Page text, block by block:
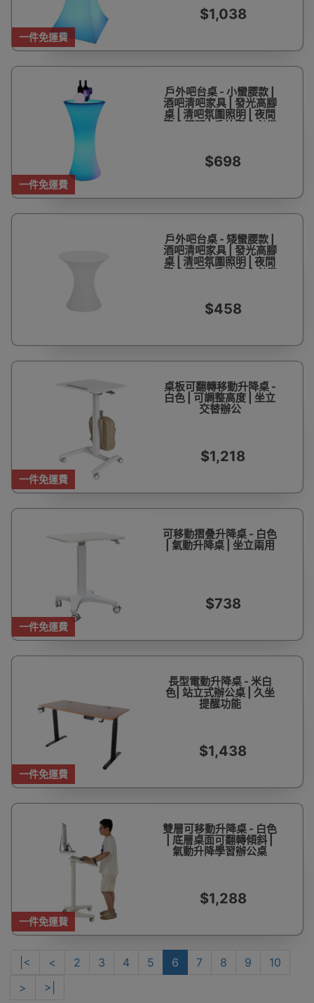
一件免運費
$1,038
一件免運費
戶外吧台桌 - 小蠻腰款 |
酒吧清吧家具 | 發光高腳
桌 | 清吧氛圍照明 | 夜間
聚會照明 | 戶外聚會必備
$698
戶外吧台桌 - 矮蠻腰款 |
酒吧清吧家具 | 發光高腳
桌 | 清吧氛圍照明 | 夜間
聚會照明 | 戶外聚會必備
$458
一件免運費
桌板可翻轉移動升降桌 -
白色 | 可調整高度 | 坐立
交替辦公
$1,218
一件免運費
可移動摺叠升降桌 - 白色
| 氣動升降桌 | 坐立兩用
$738
一件免運費
長型電動升降桌 - 米白
色| 站立式辦公桌 | 久坐
提醒功能
$1,438
一件免運費
雙層可移動升降桌 - 白色
| 底層桌面可翻轉傾斜 |
氣動升降學習辦公桌
$1,288
|< < 2 3 4 5 6 7 8 9
10
>
>|